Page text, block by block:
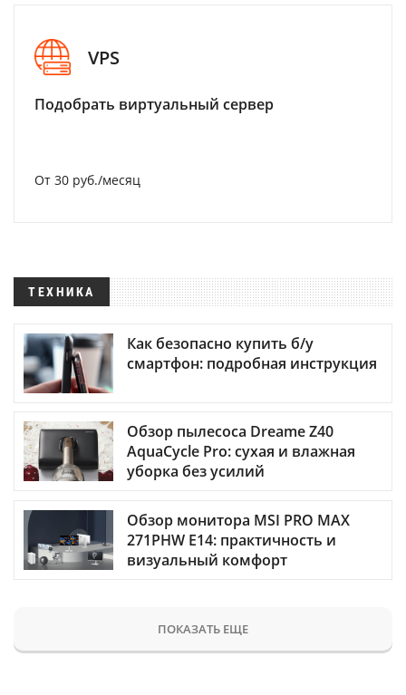
VPS
Подобрать виртуальный сервер
От 30 руб./месяц
ТЕХНИКА
Как безопасно купить б/у
смартфон: подробная инструкция
Обзор пылесоса Dreame Z40
AquaCycle Pro: сухая и влажная
уборка без усилий
Обзор монитора MSI PRO MAX
271PHW E14: практичность и
визуальный комфорт
ПОКАЗАТЬ ЕЩЕ